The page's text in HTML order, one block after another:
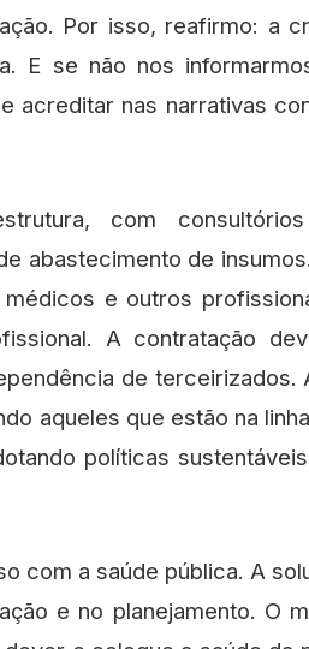
Por isso, reafirmo: a
E se não nos
acreditar nas narrativas
com consultórios
abastecimento de
e outros
A contratação
de terceirizados.
aqueles que estão na
políticas
com a saúde pública. A
e no planejamento. O